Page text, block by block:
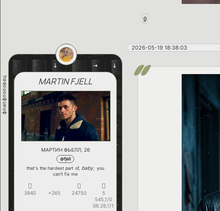
0
2026-05-19 18:38:03
флипфлоповец MARTIN FJELL
МАРТИН ФЬЕЛЛ, 26
@fjell
that's the hardest part of, baby, you
can't fix me
3940 +265 24750
5
545,1/0
06.26,1/1